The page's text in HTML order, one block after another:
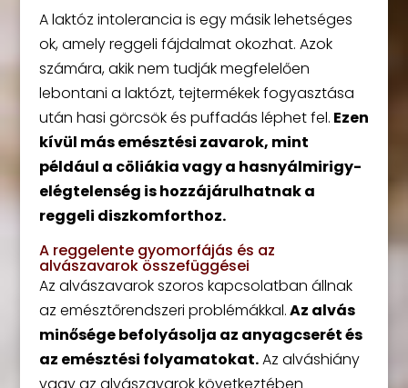
A laktóz intolerancia is egy másik lehetséges
ok, amely reggeli fájdalmat okozhat. Azok
számára, akik nem tudják megfelelően
lebontani a laktózt, tejtermékek fogyasztása
után hasi görcsök és puffadás léphet fel. Ezen
kívül más emésztési zavarok, mint
például a cöliákia vagy a hasnyálmirigy-
elégtelenség is hozzájárulhatnak a
reggeli diszkomforthoz.
A reggelente gyomorfájás és az
alvászavarok összefüggései
Az alvászavarok szoros kapcsolatban állnak
az emésztőrendszeri problémákkal.Az alvás
minősége befolyásolja az anyagcserét és
az emésztési folyamatokat.Az alváshiány